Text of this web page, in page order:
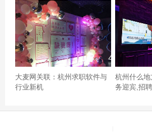
大麦网关联：杭州求职软件与
行业新机
杭州什么
务迎宾,招